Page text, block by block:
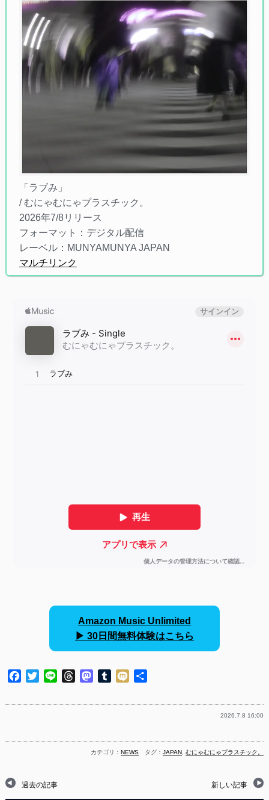
「ラブみ」
/ むにゃむにゃプラスチック。
2026年7/8リリース
フォーマット：デジタル配信
レーベル：MUNYAMUNYA JAPAN
マルチリンク
Amazon Music Unlimited
▶︎ 30日間無料体験はこちら
Facebook
TwitterLine ThreadsMastodon
Tumblr
Mixi
2026.7.8 16:00
カテゴリ：NEWS タグ：JAPAN ,むにゃむにゃプラスチック。
過去の記事 新しい記事